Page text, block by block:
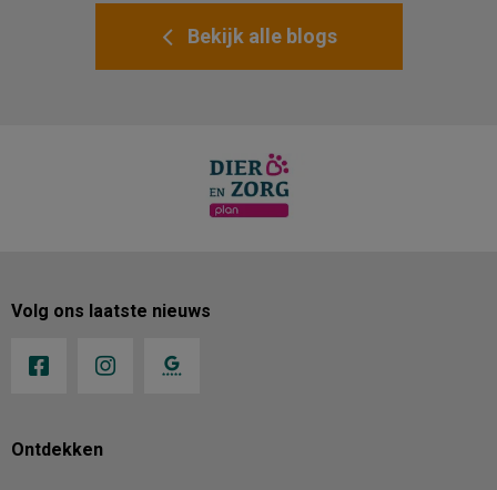
Bekijk alle blogs
Ontdekken
Volg ons laatste nieuws